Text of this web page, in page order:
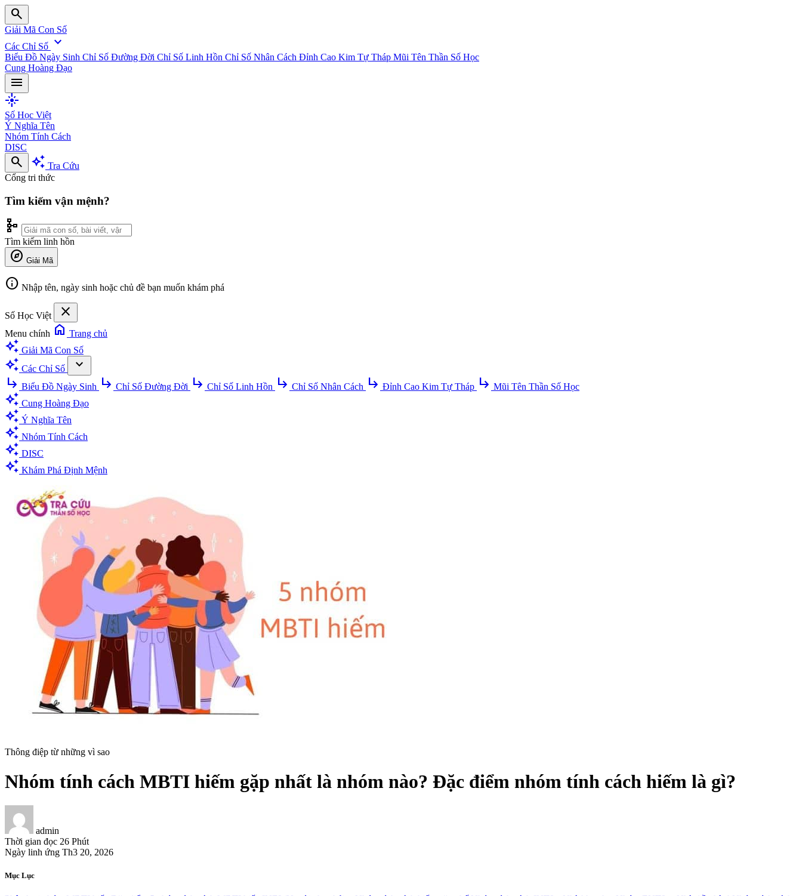
search
Giải Mã Con Số
Các Chỉ Số expand_more
Biểu Đồ Ngày Sinh Chỉ Số Đường Đời Chỉ Số Linh Hồn Chỉ Số Nhân Cách Đỉnh Cao Kim Tự Tháp Mũi Tên Thần Số Học
Cung Hoàng Đạo
menu
flare
Số Học Việt
Ý Nghĩa Tên
Nhóm Tính Cách
DISC
search auto_awesome Tra Cứu
Cổng tri thức
Tìm kiếm vận mệnh?
schema
Tìm kiếm linh hồn
explore Giải Mã
info Nhập tên, ngày sinh hoặc chủ đề bạn muốn khám phá
Số Học Việt close
Menu chính home Trang chủ
auto_awesome Giải Mã Con Số
auto_awesome Các Chỉ Số
expand_more
subdirectory_arrow_right Biểu Đồ Ngày Sinh subdirectory_arrow_right Chỉ Số Đường Đời subdirectory_arrow_right Chỉ Số Linh Hồn subdirectory_arrow_right Chỉ Số Nhân Cách subdirectory_arrow_right Đỉnh Cao Kim Tự Tháp subdirectory_arrow_right Mũi Tên Thần Số Học
auto_awesome Cung Hoàng Đạo
auto_awesome Ý Nghĩa Tên
auto_awesome Nhóm Tính Cách
auto_awesome DISC
auto_awesome Khám Phá Định Mệnh
Thông điệp từ những vì sao
Nhóm tính cách MBTI hiếm gặp nhất là nhóm nào? Đặc điểm nhóm tính cách hiếm là gì?
admin
Thời gian đọc 26 Phút
Ngày linh ứng Th3 20, 2026
Mục Lục